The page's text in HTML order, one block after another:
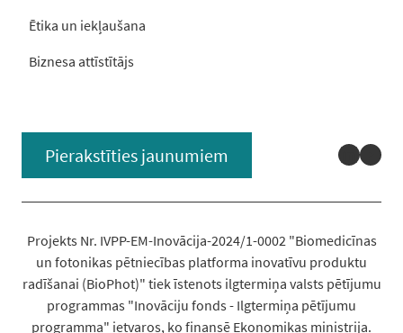
Ētika un iekļaušana
Biznesa attīstītājs
Pierakstīties jaunumiem
Projekts Nr. IVPP-EM-Inovācija-2024/1-0002 "Biomedicīnas
un fotonikas pētniecības platforma inovatīvu produktu
radīšanai (BioPhot)" tiek īstenots ilgtermiņa valsts pētījumu
programmas "Inovāciju fonds - Ilgtermiņa pētījumu
programma" ietvaros, ko finansē Ekonomikas ministrija.